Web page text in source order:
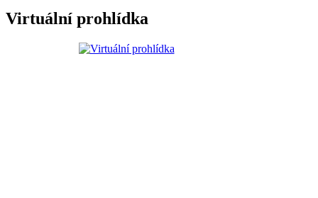
Virtuální prohlídka